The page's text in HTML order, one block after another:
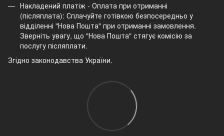
Накладений платіж - Оплата при отриманні
(післяплата): Сплачуйте готівкою безпосередньо у
відділенні "Нова Пошта" при отриманні замовлення.
Зверніть увагу, що "Нова Пошта" стягує комісію за
послугу післяплати.
Згідно законодавства України.